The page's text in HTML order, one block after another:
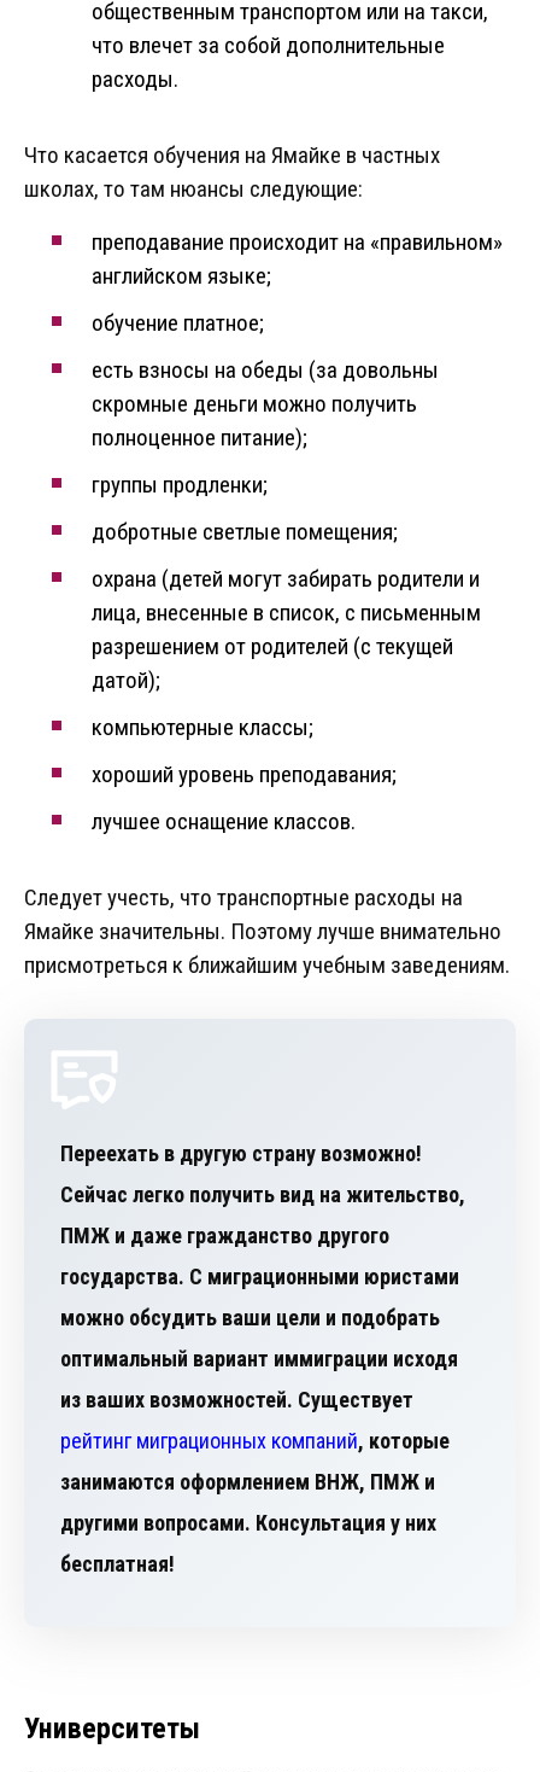
общественным транспортом или на такси,
что влечет за собой дополнительные
расходы.
Что касается обучения на Ямайке в частных
школах, то там нюансы следующие:
преподавание происходит на «правильном»
английском языке;
обучение платное;
есть взносы на обеды (за довольны
скромные деньги можно получить
полноценное питание);
группы продленки;
добротные светлые помещения;
охрана (детей могут забирать родители и
лица, внесенные в список, с письменным
разрешением от родителей (с текущей
датой);
компьютерные классы;
хороший уровень преподавания;
лучшее оснащение классов.
Следует учесть, что транспортные расходы на
Ямайке значительны. Поэтому лучше внимательно
присмотреться к ближайшим учебным заведениям.
Переехать в другую страну возможно!
Сейчас легко получить вид на жительство,
ПМЖ и даже гражданство другого
государства. С миграционными юристами
можно обсудить ваши цели и подобрать
оптимальный вариант иммиграции исходя
из ваших возможностей. Существует
рейтинг миграционных компаний, которые
занимаются оформлением ВНЖ, ПМЖ и
другими вопросами. Консультация у них
бесплатная!
Университеты